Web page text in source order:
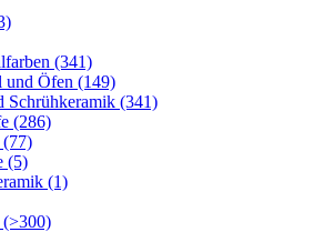
(341)
und Öfen (149)
Schrühkeramik (341)
(286)
(77)
(5)
(1)
(>300)